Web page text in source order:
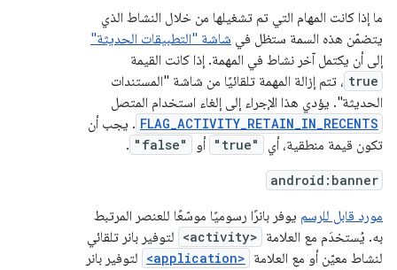
ما إذا كانت المهام التي تم تشغيلها من خلال النشاط الذي
يتضمّن هذه السمة ستظل في شاشة "التطبيقات الحديثة"
إلى أن يكتمل آخر نشاط في المهمة. إذا كانت القيمة
true ، تتم إزالة المهمة تلقائيًا من شاشة "المستندات
الحديثة". يؤدي هذا الإجراء إلى إلغاء استخدام المتصل
FLAG_ACTIVITY_RETAIN_IN_RECENTS . يجب أن
تكون قيمة منطقية، أي
"true" أو "false"
.
android:banner
مورد قابل للرسم يوفر بانرًا رسوميًا موسّعًا للعنصر المرتبط
به. يُستخدَم مع العلامة <activity> لتوفير بانر تلقائي
لنشاط معيّن أو مع العلامة <application> لتوفير بانر